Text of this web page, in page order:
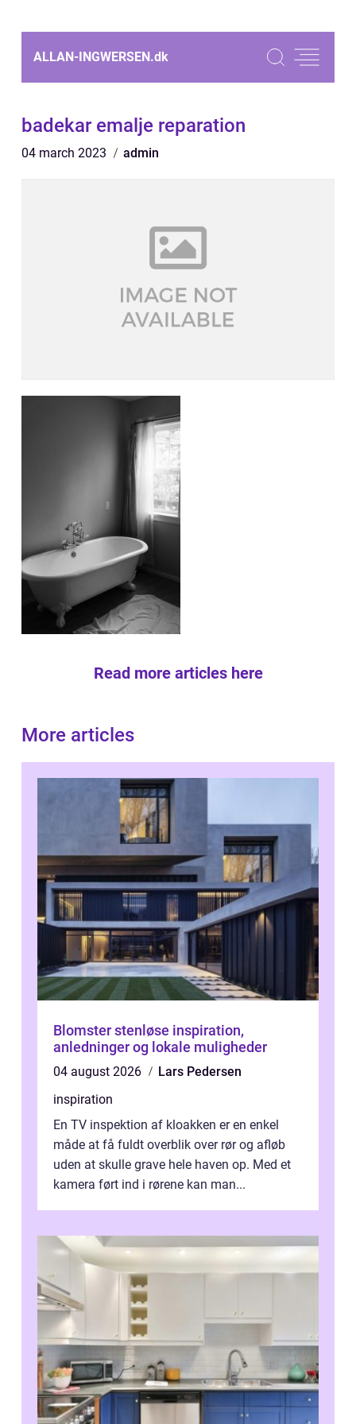
ALLAN-INGWERSEN.dk
badekar emalje reparation
04 march 2023 admin
Read more articles here
More articles
Blomster stenløse inspiration,
anledninger og lokale muligheder
04 august 2026
Lars Pedersen
inspiration
En TV inspektion af kloakken er en enkel
måde at få fuldt overblik over rør og afløb
uden at skulle grave hele haven op. Med et
kamera ført ind i rørene kan man...